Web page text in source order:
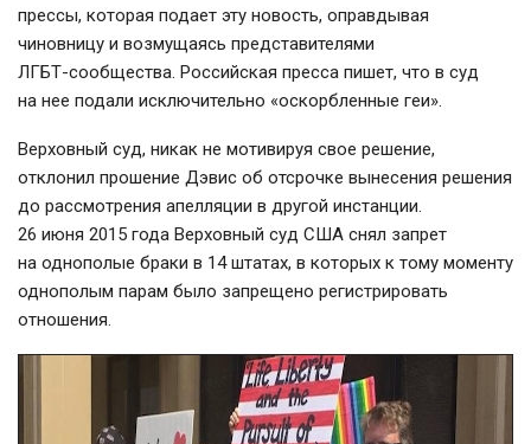
прессы, которая подает эту новость, оправдывая
чиновницу и возмущаясь представителями
ЛГБТ-сообщества. Российская пресса пишет, что в суд
на нее подали исключительно «оскорбленные геи».
Верховный суд, никак не мотивируя свое решение,
отклонил прошение Дэвис об отсрочке вынесения решения
до рассмотрения апелляции в другой инстанции.
26 июня 2015 года Верховный суд США снял запрет
на однополые браки в 14 штатах, в которых к тому моменту
однополым парам было запрещено регистрировать
отношения.